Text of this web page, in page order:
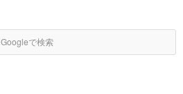
Googleで検索